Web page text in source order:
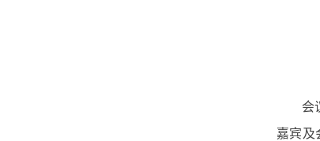
会
嘉宾及